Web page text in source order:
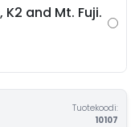
and Mt. Fuji.
Tuotekoodi:
10107